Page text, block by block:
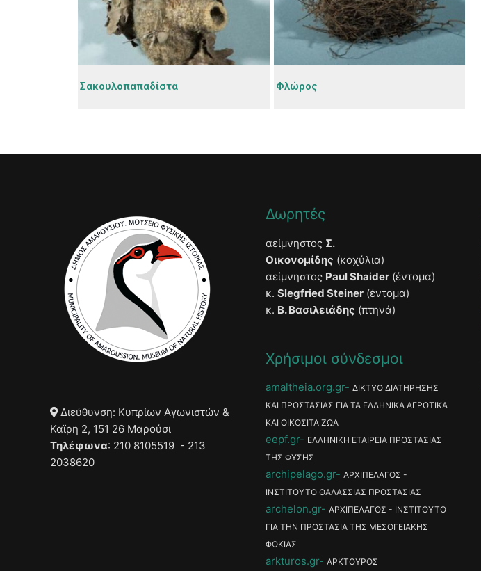
Σακουλοπαπαδίστα Φλώρος
Διεύθυνση: Κυπρίων Αγωνιστών &
Καϊρη 2, 151 26 Μαρούσι
Τηλέφωνα: 210 8105519 - 213
2038620
Δωρητές
αείμνηστος Σ.
Οικονομίδης (κοχύλια)
αείμνηστος Paul Shaider (έντομα)
κ. Slegfried Steiner (έντομα)
κ. Β. Βασιλειάδης (πτηνά)
Χρήσιμοι σύνδεσμοι
amaltheia.org.gr
ΔΙΚΤΥΟ ΔΙΑΤΗΡΗΣΗΣ
ΚΑΙ ΠΡΟΣΤΑΣΙΑΣ ΓΙΑ ΤΑ ΕΛΛΗΝΙΚΑ ΑΓΡΟΤΙΚΑ
ΚΑΙ ΟΙΚΟΣΙΤΑ ΖΩΑ
eepf.gr
ΕΛΛΗΝΙΚΗ ΕΤΑΙΡΕΙΑ ΠΡΟΣΤΑΣΙΑΣ
ΤΗΣ ΦΥΣΗΣ
archipelago.gr
ΑΡΧΙΠΕΛΑΓΟΣ -
ΙΝΣΤΙΤΟΥΤΟ ΘΑΛΑΣΣΙΑΣ ΠΡΟΣΤΑΣΙΑΣ
archelon.gr
ΑΡΧΙΠΕΛΑΓΟΣ - ΙΝΣΤΙΤΟΥΤΟ
ΓΙΑ ΤΗΝ ΠΡΟΣΤΑΣΙΑ ΤΗΣ ΜΕΣΟΓΕΙΑΚΗΣ
ΦΩΚΙΑΣ
arkturos.gr ΑΡΚΤΟΥΡΟΣ